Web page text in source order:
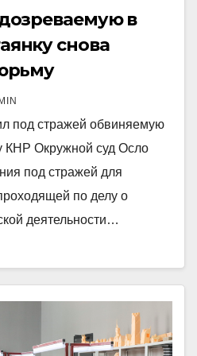
в
снова
под стражей обвиняемую
КНР Окружной суд Осло
под стражей для
по делу о
деятельности…